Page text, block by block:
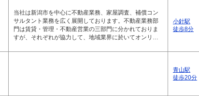
当社は新潟市を中心に不動産業務、家屋調査、補償コン
サルタント業務を広く展開しております。不動産業務部
門は賃貸・管理・不動産営業の三部門に分かれておりま
すが、それぞれが協力して、地域業界に於いてオンリ…
小針駅
徒歩8分
青山駅
徒歩20分